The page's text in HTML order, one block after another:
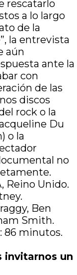
rescatarlo
a lo largo
de la
la entrevista
aún
ante la
con
de las
discos
rock o la
Du
o la
no
Reino Unido.
Ben
Smith.
86 minutos.
invitarnos un